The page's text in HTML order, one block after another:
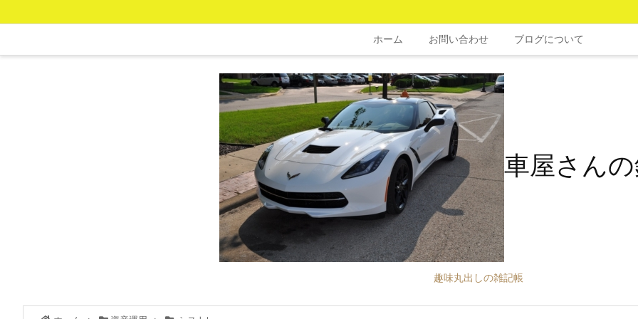
ホーム お問い合わせ ブログについて
車屋さん
趣味丸出しの雑記帳